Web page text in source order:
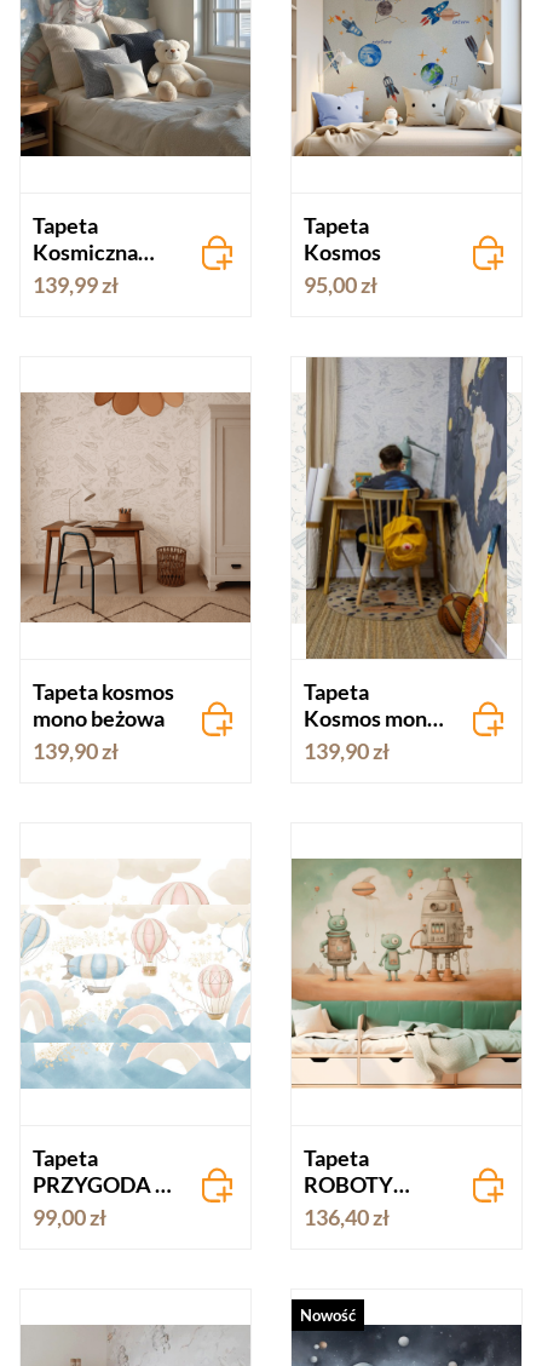
Tapeta
Kosmiczna
Przygoda –
astronautą i
139,99 zł
Tapeta
Kosmos
95,00 zł
Tapeta kosmos
mono beżowa
139,90 zł
Tapeta
Kosmos mono
kremowo-
niebieska
139,90 zł
Tapeta
PRZYGODA Z
WIATREM
99,00 zł
Tapeta
ROBOTY
ODKRYWCY
136,40 zł
Nowość